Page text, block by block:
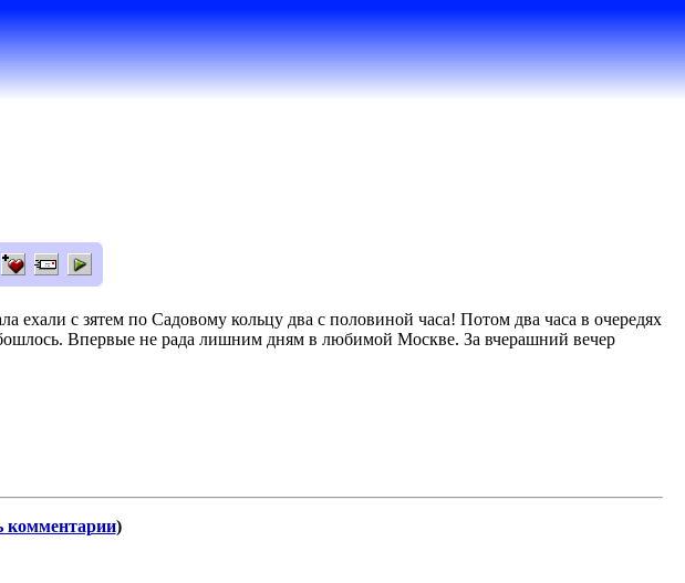
ехали с зятем по Садовому кольцу два с половиной часа! Потом два часа в очередях
Впервые не рада лишним дням в любимой Москве. За вчерашний вечер
комментарии)